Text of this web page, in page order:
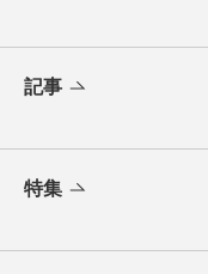
記事
特集